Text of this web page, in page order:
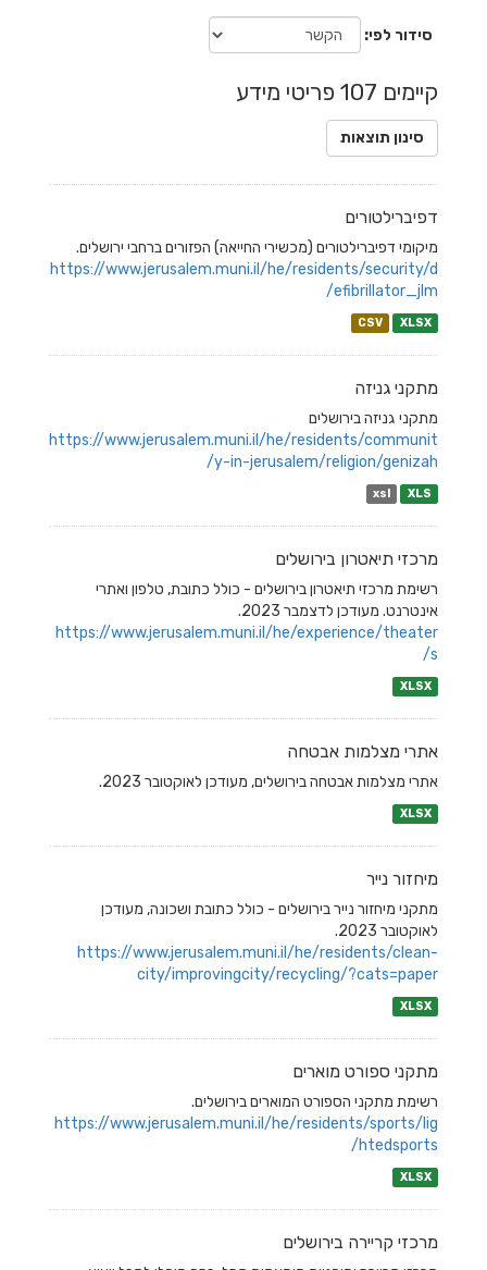
סידור לפי
קיימים 107 פריטי מידע
סינון תוצאות
דפיברילטורים
מיקומי דפיברילטורים (מכשירי החייאה) הפזורים ברחבי ירושלים.
https://www.jerusalem.muni.il/he/residents/security/d
efibrillator_jlm/
CSV XLSX
מתקני גניזה
מתקני גניזה בירושלים
https://www.jerusalem.muni.il/he/residents/communit
y-in-jerusalem/religion/genizah/
xsl XLS
מרכזי תיאטרון בירושלים
רשימת מרכזי תיאטרון בירושלים - כולל כתובת, טלפון ואתרי
אינטרנט. מעודכן לדצמבר 2023.
https://www.jerusalem.muni.il/he/experience/theater
s/
XLSX
אתרי מצלמות אבטחה
אתרי מצלמות אבטחה בירושלים, מעודכן לאוקטובר 2023.
XLSX
מיחזור נייר
מתקני מיחזור נייר בירושלים - כולל כתובת ושכונה, מעודכן
לאוקטובר 2023.
https://www.jerusalem.muni.il/he/residents/clean-
city/improvingcity/recycling/?cats=paper
XLSX
מתקני ספורט מוארים
רשימת מתקני הספורט המוארים בירושלים.
https://www.jerusalem.muni.il/he/residents/sports/lig
htedsports/
XLSX
מרכזי קריירה בירושלים